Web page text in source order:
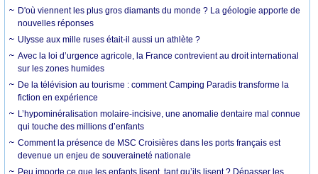
D'où viennent les plus gros diamants du monde ? La géologie apporte de
nouvelles réponses
Ulysse aux mille ruses était-il aussi un athlète ?
Avec la loi d’urgence agricole, la France contrevient au droit international
sur les zones humides
De la télévision au tourisme : comment Camping Paradis transforme la
fiction en expérience
L’hypominéralisation molaire-incisive, une anomalie dentaire mal connue
qui touche des millions d’enfants
Comment la présence de MSC Croisières dans les ports français est
devenue un enjeu de souveraineté nationale
Peu importe ce que les enfants lisent, tant qu’ils lisent ? Dépasser les